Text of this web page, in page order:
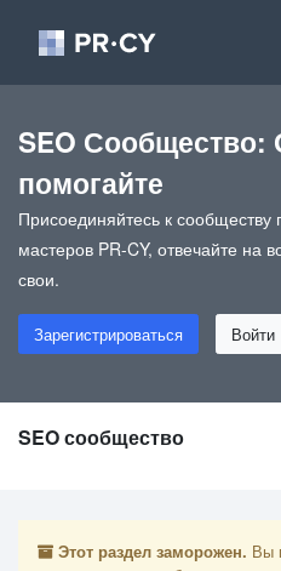
SEO Сообщество:
помогайте
Присоединяйтесь к
мастеров PR-CY, отвечайте на
свои.
Зарегистрироваться Войти
SEO сообщество
Этот раздел заморожен. Вы